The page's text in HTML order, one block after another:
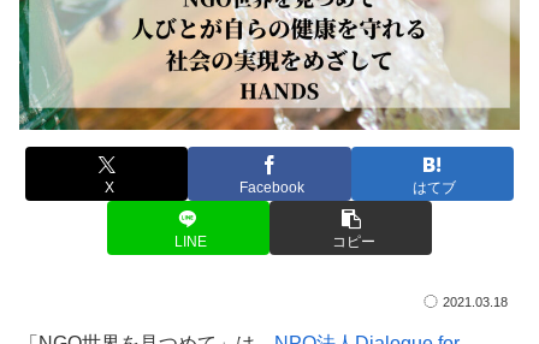
X Facebook はてブ
LINE コピー
2021.03.18